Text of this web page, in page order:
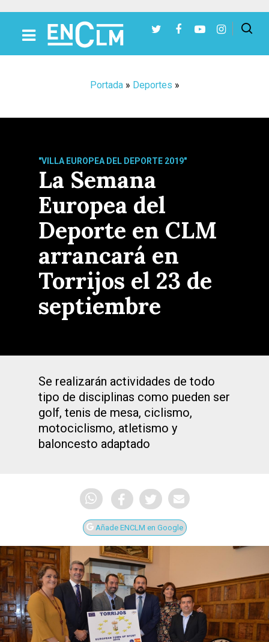
Portada» Deportes »
"VILLA EUROPEA DEL DEPORTE 2019"
La Semana
Europea del
Deporte en CLM
arrancará en
Torrijos el 23 de
septiembre
Se realizarán actividades de todo
tipo de disciplinas como pueden ser
golf, tenis de mesa, ciclismo,
motociclismo, atletismo y
baloncesto adaptado
Añade ENCLM en Google